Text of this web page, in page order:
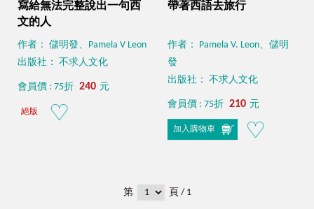
寫給無法完整說出一句西
文的人
作者： 儲明發、Pamela V Leon
出版社： 不求人文化
會員價 : 75折 240 元
絕版
帶著西語去旅行
作者： Pamela V. Leon、儲明
發
出版社： 不求人文化
會員價 : 75折 210 元
加入購物車
第 頁 / 1